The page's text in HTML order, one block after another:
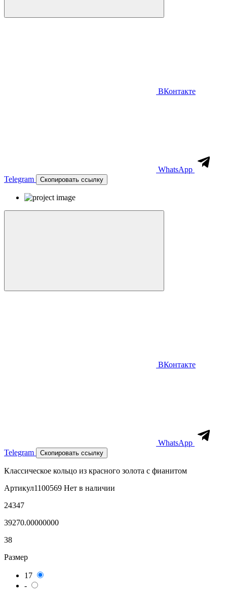
ВКонтакте
WhatsApp
Telegram
Скопировать ссылку
ВКонтакте
WhatsApp
Telegram
Скопировать ссылку
Классическое кольцо из красного золота с фианитом
Артикул1100569 Нет в наличии
24347
39270.00000000
38
Размер
17
-